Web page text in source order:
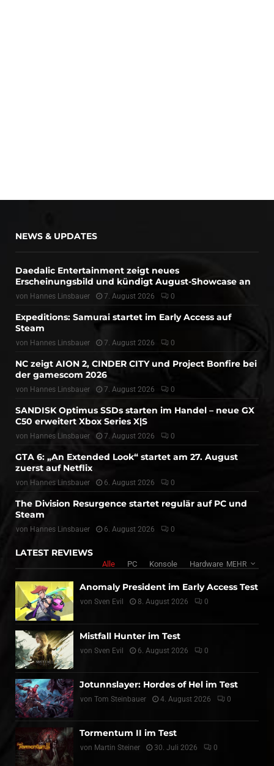
NEWS & UPDATES
Daedalic Entertainment zeigt neues
Erscheinungsbild und kündigt August-Showcase an
von Hannes Linsbauer 7. August 2026 0
Expeditions: Samurai startet im Early Access auf
Steam
von Hannes Linsbauer 7. August 2026 0
NC zeigt AION 2, CINDER CITY und Project Bonfire bei
der gamescom 2026
von Hannes Linsbauer 7. August 2026 0
SANDISK Optimus SSDs starten im Handel – neue GX
C50 erweitert Xbox Series X|S
von Hannes Linsbauer 7. August 2026 0
GTA 6: „An Extended Look“ startet am 27. August
zuerst auf Netflix
von Hannes Linsbauer 6. August 2026 0
The Division Resurgence startet regulär auf PC und
Steam
von Hannes Linsbauer 6. August 2026 0
LATEST REVIEWS
Alle PC Konsole Hardware MEHR
Anomaly President im Early Access Test
von Sven Evil 8. August 2026 0
Mistfall Hunter im Test
von Sven Evil 6. August 2026 0
Jotunnslayer: Hordes of Hel im Test
von Tom Steinbauer 4. August 2026 0
Tormentum II im Test
von Martin Steiner 30. Juli 2026 0